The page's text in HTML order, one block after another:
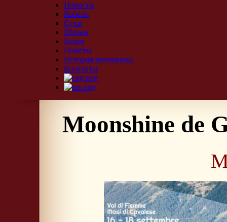
Новости
Кобели
Суки
Щенки
Вязки
Помёты
История питомника
Контакты
Moonshine de